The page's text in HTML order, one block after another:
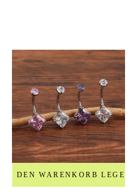
IN DEN WARENKORB LEGEN